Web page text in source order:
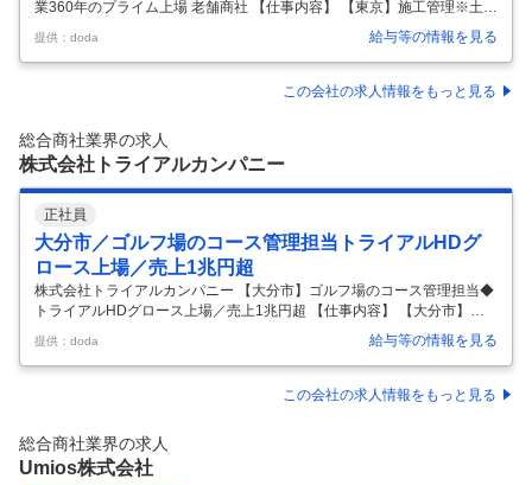
業360年のプライム上場 老舗商社 【仕事内容】 【東京】施工管理※土日
祝休み・残業10～20H◆創業360年のプライム上場 老舗商社 【具体的な
仕事内容】 ■組織構成 部署（総合職13名、一般職事務系4名） 工事チー
ム（本社4名）中部支社、関西支社にも今後は新規配置予定をしており
ます。 ■職務概要： 商社のメリット（メーカー製品の調達能力）を活か
ら 案件のコンプライアンス管理を行い、受注後は 現場の工程管理や安全
管理、品質管理など、工事全体の管理、監督を行っ
提供：doda 給与等の情報を見る
この会社の求人情報をもっと見る
総合商社業界の求人
株式会社トライアルカンパニー
正社員
大分市／ゴルフ場のコース管理担当トライアルHDグ
ロース上場／売上1兆円超
株式会社トライアルカンパニー 【大分市】ゴルフ場のコース管理担当◆
トライアルHDグロース上場／売上1兆円超 【仕事内容】 【大分市】ゴ
ルフ場のコース管理担当◆トライアルHDグロース上場／売上1兆円超
【具体的な仕事内容】 ～重機免許や、農薬関連免許をお持ちの方歓迎～
■業務概要： 当社は、リゾート事業をグループの新たな成長エンジンと
位置づけ、ゴルフ場運営、温泉旅館、研修施設などを手掛け事業の多角
るゴルフ場のコース管理業務担当者を募集します。 ■業務詳細： ◇グリ
ーンキーパー ◇芝刈りなど重機を利用した業務 ◇肥料散布業務 ◇水散
布…
提供：doda 給与等の情報を見る
この会社の求人情報をもっと見る
総合商社業界の求人
Umios株式会社